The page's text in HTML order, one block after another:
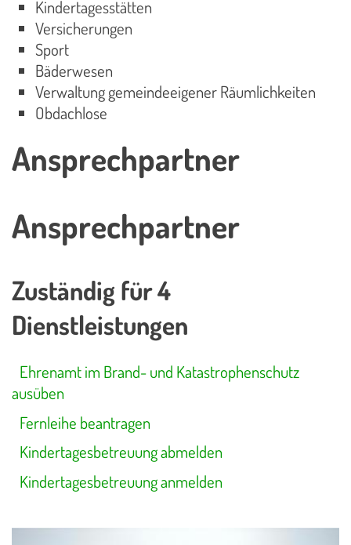
Kindertagesstätten
Versicherungen
Sport
Bäderwesen
Verwaltung gemeindeeigener Räumlichkeiten
Obdachlose
Ansprechpartner
Ansprechpartner
Zuständig für 4
Dienstleistungen
Ehrenamt im Brand- und Katastrophenschutz
ausüben
Fernleihe beantragen
Kindertagesbetreuung abmelden
Kindertagesbetreuung anmelden